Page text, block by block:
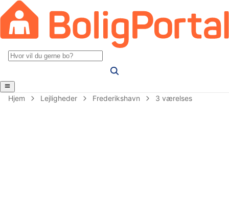
Hjem Lejligheder Frederikshavn 3 værelses